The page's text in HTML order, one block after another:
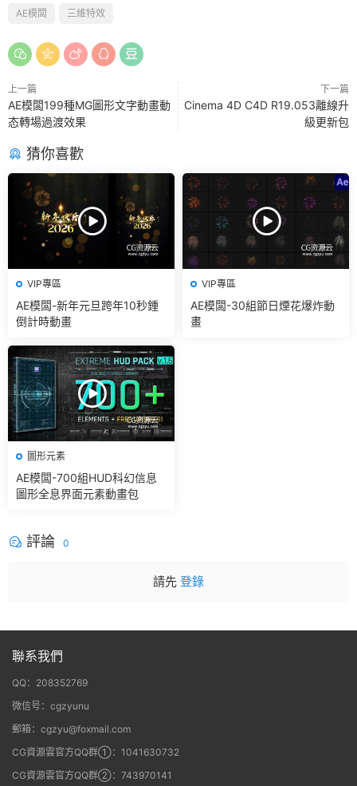
AE模闆 三維特效
上一篇
AE模闆199種MG圖形文字動畫動
态轉場過渡效果
下一篇
Cinema 4D C4D R19.053離線升
級更新包
猜你喜歡
VIP專區
AE模闆-新年元旦跨年10秒鍾
倒計時動畫
VIP專區
AE模闆-30組節日煙花爆炸動
畫
圖形元素
AE模闆-700組HUD科幻信息
圖形全息界面元素動畫包
評論 0
請先 登錄
聯系我們
QQ：208352769
微信号：cgzyunu
郵箱：cgzyu@foxmail.com
CG資源雲官方QQ群①：1041630732
CG資源雲官方QQ群②：743970141